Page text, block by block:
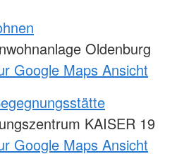
Oldenburg
Google Maps Ansicht
KAISER 19
Google Maps Ansicht